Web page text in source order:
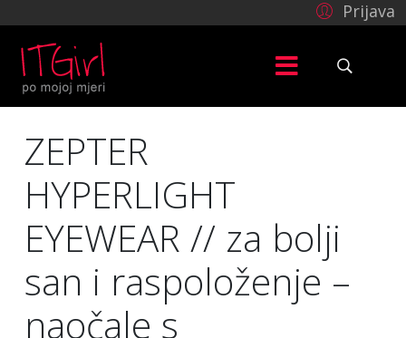
Prijava
ZEPTER
HYPERLIGHT
EYEWEAR // za bolji
san i raspoloženje –
naočale s